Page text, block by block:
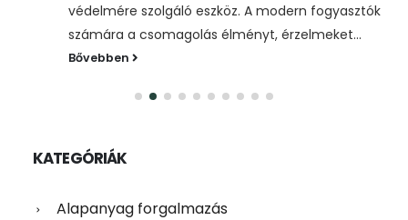
védelmére szolgáló eszköz. A modern fogyasztók
számára a csomagolás élményt, érzelmeket...
Bővebben
KATEGÓRIÁK
Alapanyag forgalmazás